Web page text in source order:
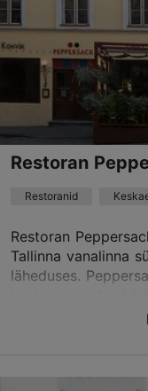
Restoranid,
+372 5336
Restoran
Restoranid
Restoran
Tallinna vanalinna
läheduses.